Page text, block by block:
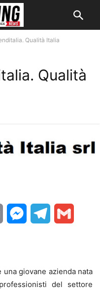
Qualità Italia
Qualità
Email MessengerTelegram
una giovane azienda nata
del settore